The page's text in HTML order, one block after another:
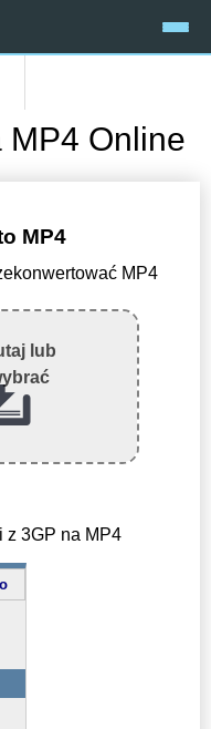
MP4 Online
MP4
MP4
lub
z 3GP na MP4